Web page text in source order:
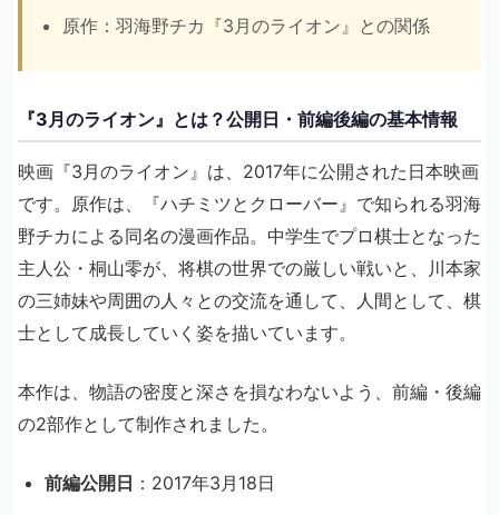
原作：羽海野チカ『3月のライオン』との関係
『3月のライオン』とは？公開日・前編後編の基本情報
映画『3月のライオン』は、2017年に公開された日本映画
です。原作は、『ハチミツとクローバー』で知られる羽海
野チカによる同名の漫画作品。中学生でプロ棋士となった
主人公・桐山零が、将棋の世界での厳しい戦いと、川本家
の三姉妹や周囲の人々との交流を通して、人間として、棋
士として成長していく姿を描いています。
本作は、物語の密度と深さを損なわないよう、前編・後編
の2部作として制作されました。
前編公開日 ：2017年3月18日